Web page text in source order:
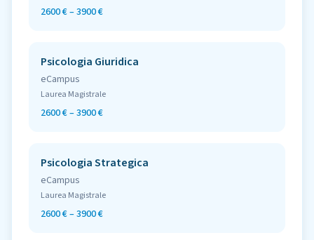
2600 € – 3900 €
Psicologia Giuridica
eCampus
Laurea Magistrale
2600 € – 3900 €
Psicologia Strategica
eCampus
Laurea Magistrale
2600 € – 3900 €